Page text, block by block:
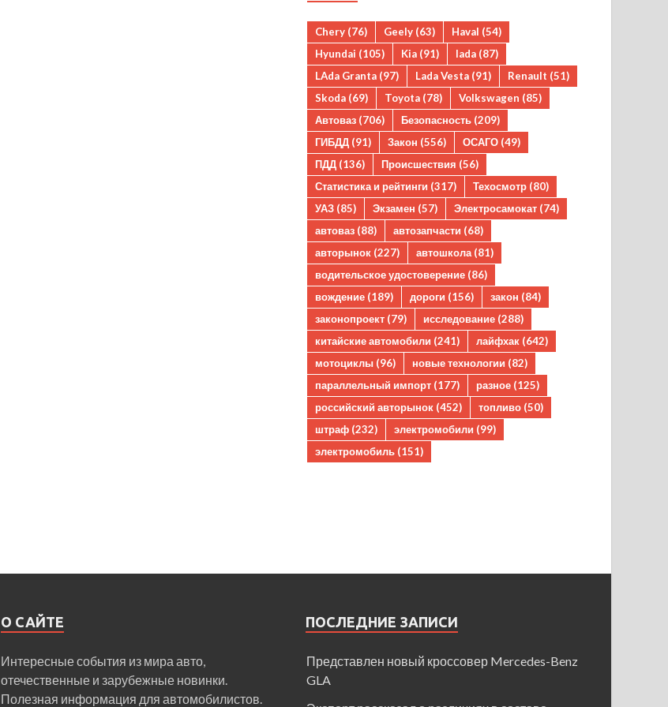
Chery (76) Geely (63) Haval (54)
Hyundai (105) Kia (91) lada (87)
LAda Granta (97) Lada Vesta (91) Renault (51)
Skoda (69) Toyota (78) Volkswagen (85)
Автоваз (706) Безопасность (209)
ГИБДД (91) Закон (556) ОСАГО (49)
ПДД (136) Происшествия (56)
Статистика и рейтинги (317) Техосмотр (80)
УАЗ (85) Экзамен (57) Электросамокат (74)
автоваз (88) автозапчасти (68)
авторынок (227) автошкола (81)
водительское удостоверение (86)
вождение (189) дороги (156) закон (84)
законопроект (79) исследование (288)
китайские автомобили (241) лайфхак (642)
мотоциклы (96) новые технологии (82)
параллельный импорт (177) разное (125)
российский авторынок (452) топливо (50)
штраф (232) электромобили (99)
электромобиль (151)
О САЙТЕ
Интересные события из мира авто,
отечественные и зарубежные новинки.
Полезная информация для автомобилистов.
ПОСЛЕДНИЕ ЗАПИСИ
Представлен новый кроссовер Mercedes-Benz
GLA